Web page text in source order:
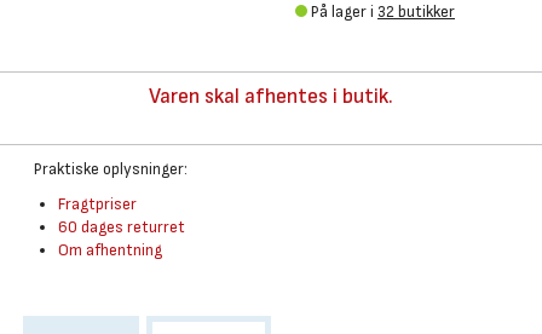
På lager i 32 butikker
Varen skal afhentes i butik.
Praktiske oplysninger:
Fragtpriser
60 dages returret
Om afhentning